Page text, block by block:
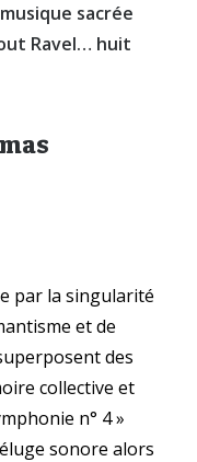
sacrée
Ravel… huit
par la singularité
et de
des
collective et
n° 4 »
sonore alors